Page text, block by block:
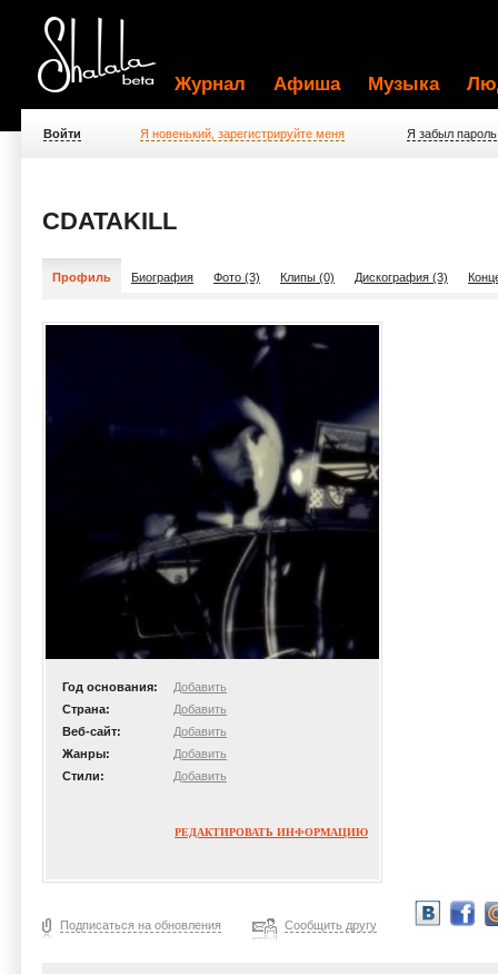
Журнал Афиша Музыка
Войти Я новенький, зарегистрируйте меня Я забыл пароль
CDATAKILL
Профиль Биография Фото (3) Клипы (0) Дискография (3)
Год основания:
Добавить
Страна:
Добавить
Веб-сайт:
Добавить
Жанры:
Добавить
Стили:
Добавить
РЕДАКТИРОВАТЬ ИНФОРМАЦИЮ
Подписаться на обновления Сообщить другу